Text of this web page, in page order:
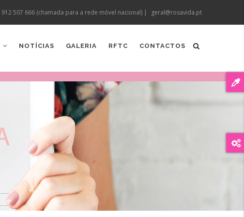
912 507 666 (chamada para a rede móvel nacional) | geral@rosavida.pt
NOTÍCIAS GALERIA RFTC CONTACTOS